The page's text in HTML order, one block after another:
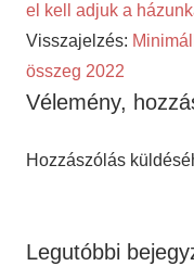
el kell adjuk a
Visszajelzés:
összeg 2022
Vélemény,
Hozzászólás
Legutóbbi